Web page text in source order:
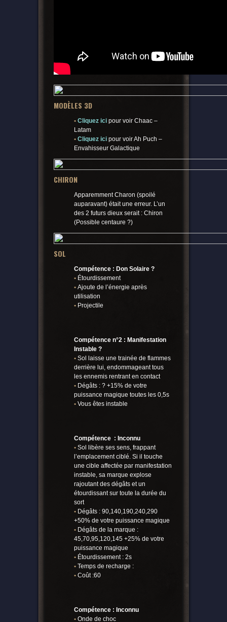
MODÈLES 3D
• Cliquez icipour voir Chaac –
Latam
• Cliquez icipour voir Ah Puch –
Envahisseur Galactique
CHIRON
Apparemment Charon (spoilé
auparavant) était une erreur. L’un
des 2 futurs dieux serait : Chiron
(Possible centaure ?)
SOL
Compétence : Don Solaire ?
• Étourdissement
• Ajoute de l’énergie après
utilisation
• Projectile
Compétence n°2 : Manifestation
Instable ?
• Sol laisse une trainée de flammes
derrière lui, endommageant tous
les ennemis rentrant en contact
• Dégâts : ? +15% de votre
puissance magique toutes les 0,5s
• Vous êtes instable
Compétence : Inconnu
• Sol libère ses sens, frappant
l’emplacement ciblé. Si il touche
une cible affectée par manifestation
instable, sa marque explose
rajoutant des dégâts et un
étourdissant sur toute la durée du
sort
• Dégâts : 90,140,190,240,290
+50% de votre puissance magique
• Dégâts de la marque :
45,70,95,120,145 +25% de votre
puissance magique
• Étourdissement : 2s
• Temps de recharge :
• Coût :60
Compétence : Inconnu
• Onde de choc